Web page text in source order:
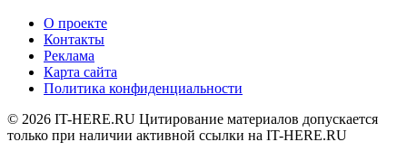
О проекте
Контакты
Реклама
Карта сайта
Политика конфиденциальности
© 2026 IT-HERE.RU Цитирование материалов допускается
только при наличии активной ссылки на IT-HERE.RU